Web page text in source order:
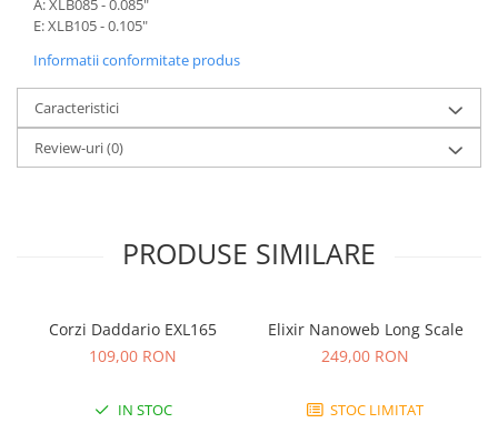
Microfoane de studio
Monitoare de studio
Pop filtre
Preamplificatoare
Protectii antifonice pentru urechi
Rack studio
Standuri si stative de monitoare
Tratament acustic
Lumini si efecte
E: XLB105 - 0.105"
Informatii conformitate produs
Caracteristici
Review-uri(0)
PRODUSE SIMILARE
Corzi Daddario EXL165
109,00 RON
IN STOC
Elixir Nanoweb Long Scale
249,00 RON
STOC LIMITAT